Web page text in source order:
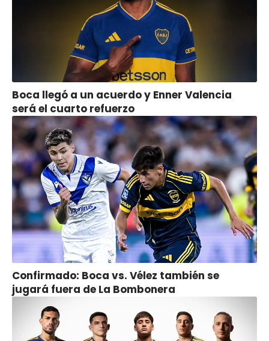
Boca llegó a un acuerdo y Enner Valencia
será el cuarto refuerzo
Confirmado: Boca vs. Vélez también se
jugará fuera de La Bombonera